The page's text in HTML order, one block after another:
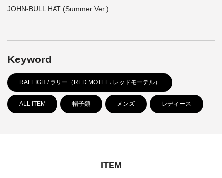
JOHN-BULL HAT (Summer Ver.)
Keyword
RALEIGH / ラリー（RED MOTEL / レッドモーテル）
ALL ITEM 帽子類 メンズ レディース
ITEM